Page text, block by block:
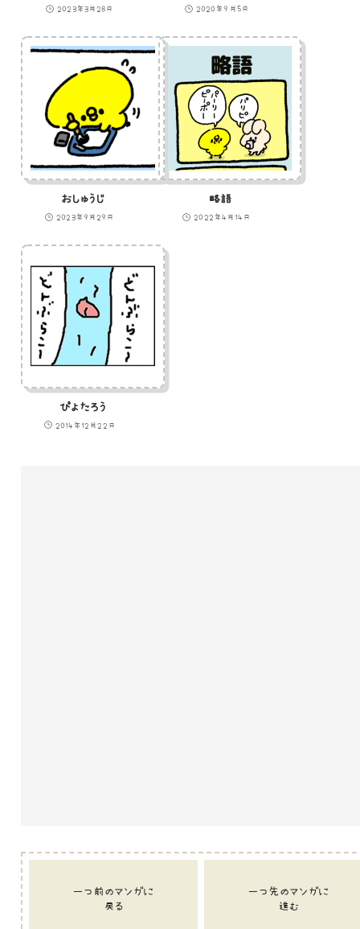
2023年3月28日 2020年9月5日
おしゅうじ
2023年9月29日
略語
2022年4月14日
ぴよたろう
2014年12月22日
一つ前のマンガに
戻る
一つ先のマンガに
進む